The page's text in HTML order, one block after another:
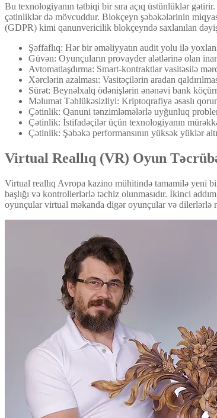
Bu texnologiyanın tətbiqi bir sıra açıq üstünlüklər
çətinliklər də mövcuddur. Blokçeyn şəbəkələrinin
(GDPR) kimi qanunvericilik blokçeyndə saxlanılan
Şəffaflıq: Hər bir əməliyyatın audit yolu ilə
Güvən: Oyunçuların provayder alətlərinə olan
Avtomatlaşdırma: Smart-kontraktlar vasitəsilə
Xərclərin azalması: Vasitəçilərin aradan
Sürət: Beynəlxalq ödənişlərin ənənəvi bank
Məlumat Təhlükəsizliyi: Kriptoqrafiya əsaslı
Çətinlik: Qanuni tənzimləmələrlə uyğunluq
Çətinlik: İstifadəçilər üçün texnologiyanın
Çətinlik: Şəbəkə performansının yüksək yüklər
Virtual Reallıq (VR) Oyun
Virtual reallıq Avropa kazino mühitində tamamilə yeni
başlığı və kontrollerlərlə təchiz olunmasıdır. İkinci
oyunçular virtual məkanda digər oyunçular və